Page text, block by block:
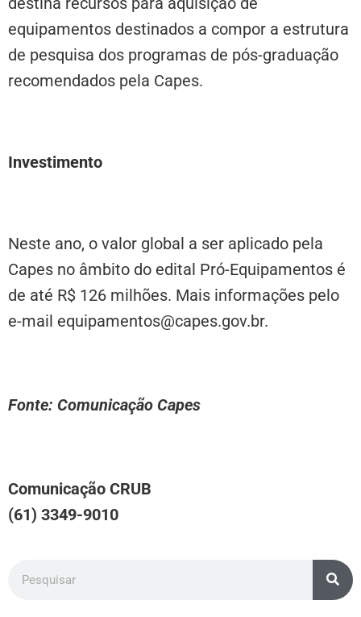
equipamentos destinados a compor a estrutura
de pesquisa dos programas de pós-graduação
recomendados pela Capes.
Investimento
Neste ano, o valor global a ser aplicado pela
Capes no âmbito do edital Pró-Equipamentos é
de até R$ 126 milhões. Mais informações pelo
e-mail equipamentos@capes.gov.br.
Fonte: Comunicação Capes
Comunicação CRUB
(61) 3349-9010